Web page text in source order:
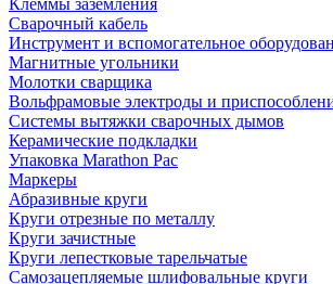
Клеммы заземления
Сварочный кабель
Инструмент и вспомогательное
Магнитные угольники
Молотки сварщика
Вольфрамовые электроды и
Системы вытяжки сварочных дымов
Керамические подкладки
Упаковка Marathon Pac
Маркеры
Абразивные круги
Круги отрезные по металлу
Круги зачистные
Круги лепестковые тарельчатые
Самозацепляемые шлифовальные круги